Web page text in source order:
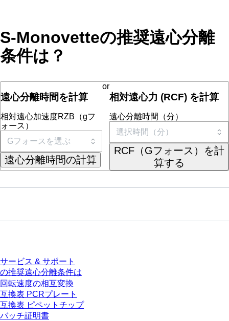
S-Monovetteの推奨遠心分離
条件は？
遠心分離時間を計算
相対遠心加速度RZB（gフ
ォース）
遠心分離時間の計算
or
相対遠心力 (RCF) を計算
遠心分離時間（分）
RCF（Gフォース）を計
算する
サービス & サポート
の推奨遠心分離条件は
回転速度の相互変換
互換表 PCRプレート
互換表 ピペットチップ
バッチ証明書